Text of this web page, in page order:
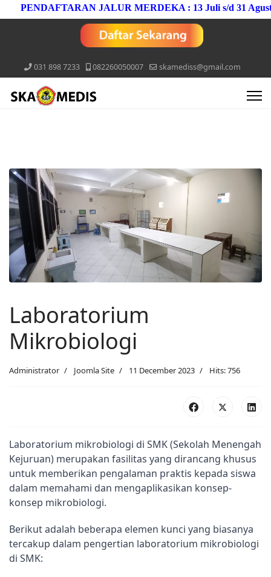
PENDAFTARAN JALUR MERDEKA : 13 Juli s/d 31 Agustus
031 898 7233 082260050007 skamediss@gmail.com
Laboratorium
Mikrobiologi
Administrator Joomla Site 11 December 2023 Hits: 756
Laboratorium mikrobiologi di SMK (Sekolah Menengah
Kejuruan) merupakan fasilitas yang dirancang khusus
untuk memberikan pengalaman praktis kepada siswa
dalam memahami dan mengaplikasikan konsep-
konsep mikrobiologi.
Berikut adalah beberapa elemen kunci yang biasanya
tercakup dalam pengertian laboratorium mikrobiologi
di SMK: